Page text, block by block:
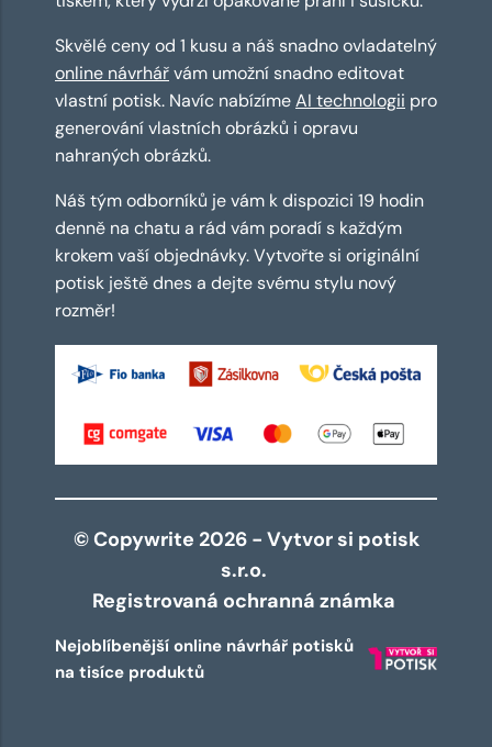
Skvělé ceny od 1 kusu a náš snadno ovladatelný
online návrhářvám umožní snadno editovat
vlastní potisk. Navíc nabízímeAI technologii pro
generování vlastních obrázků i opravu
nahraných obrázků.
Náš tým odborníků je vám k dispozici 19 hodin
denně na chatu a rád vám poradí s každým
krokem vaší objednávky. Vytvořte si originální
potisk ještě dnes a dejte svému stylu nový
rozměr!
© Copywrite 2026 - Vytvor si potisk
s.r.o.
Registrovaná ochranná známka
Nejoblíbenější online návrhář potisků
na tisíce produktů